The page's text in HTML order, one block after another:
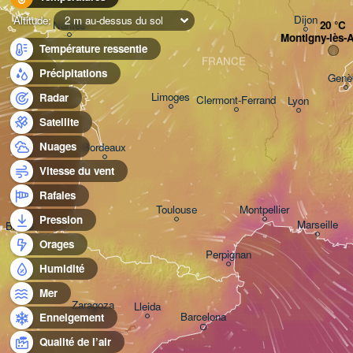
Altitude:
2 m au-dessus du sol
Température ressentie
Précipitations
Radar
Satellite
Nuages
Vitesse du vent
Rafales
Pression
Orages
Humidité
Mer
Enneigement
Qualité de l’air
Zaragoza
Bordeaux
Nantes
Bilbao
Barcelona
Lyon
Marseille
Montpellier
Perpignan
Dijon
Lleida
Clermont-Ferrand
Limoges
Toulouse
FRANCE
Montigny-lès-